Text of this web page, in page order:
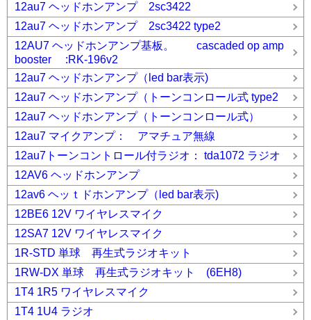
12au7 ヘッドホンアンプ 2sc3422
12au7 ヘッドホンアンプ 2sc3422 type2
12AU7 ヘッドホンアンプ基板。 cascaded op amp
booster :RK-196v2
12au7 ヘッドホンアンプ（led bar表示)
12au7 ヘッドホンアンプ（トーンコンロール式 type2
12au7 ヘッドホンアンプ（トーンコンロール式）
12au7 マイクアンプ： アマチュア無線
12au7トーンコントロール付ラジオ： tda1072 ラジオ
12AV6 ヘッドホンアンプ
12av6 ヘッｔドホンアンプ（led bar表示)
12BE6 12V ワイヤレスマイク
12SA7 12V ワイヤレスマイク
1R-STD 単球 再生式ラジオキット
1RW-DX 単球 再生式ラジオキット (6EH8)
1T4 1R5 ワイヤレスマイク
1T4 1U4 ラジオ